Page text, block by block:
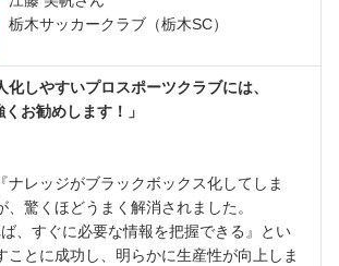
栃木サッカークラブ（栃木SC）
化しやすいプロスポーツクラブには、
お勧めします！」
ナレッジがブラックボックス化してしま
、驚くほどうまく解消されました。
ば、すぐに必要な情報を把握できる』とい
ことに成功し、明らかに生産性が向上しま